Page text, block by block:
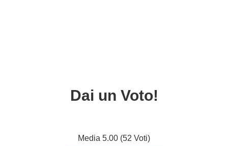
Dai un Voto!
Media 5.00 (52 Voti)